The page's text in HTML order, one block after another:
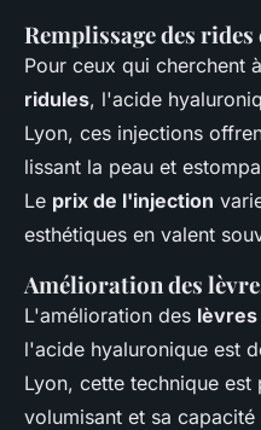
Remplissage des
Pour ceux qui cherchent
ridules, l'acide
Lyon, ces injections
lissant la peau et
Le prix de l'injection
esthétiques en valent
Amélioration des
L'amélioration des
l'acide hyaluronique est
Lyon, cette technique
volumisant et sa